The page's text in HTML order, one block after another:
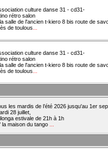
culture danse 31 - cd31-
rétro salon
salle de l'ancien t-kiero 8 bis route de
de toulous
culture danse 31 - cd31-
rétro salon
salle de l'ancien t-kiero 8 bis route de
de toulous
les mardis de l’été 2026 jusqu'au 1er
28 juillet,
estivale de 21h à 1h
la maison du tango